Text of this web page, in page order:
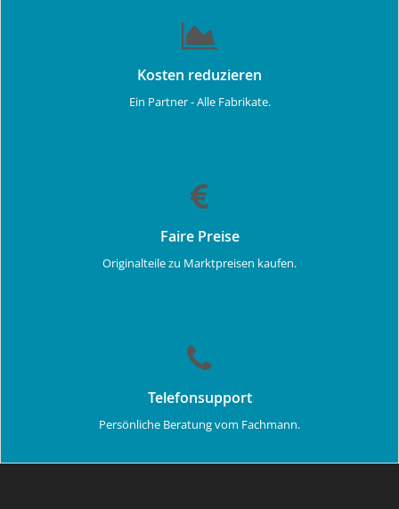
Kosten reduzieren
Ein Partner - Alle Fabrikate.
Faire Preise
Originalteile zu Marktpreisen kaufen.
Telefonsupport
Persönliche Beratung vom Fachmann.